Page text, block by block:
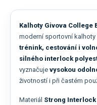
Kalhoty Givova College
moderní sportovní kalhoty
trénink, cestování i
silného interlock
vyznačuje vysokou
životností i při častém
Materiál Strong Interlock